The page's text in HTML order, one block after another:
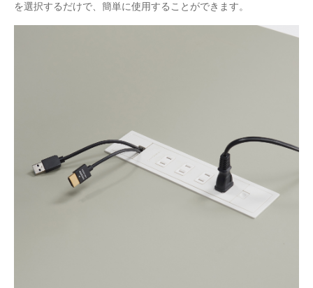
を選択するだけで、簡単に使用することができます。